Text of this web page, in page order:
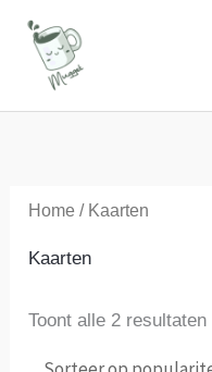
naar
Home / Kaarten
Kaarten
Toont alle 2 resultaten